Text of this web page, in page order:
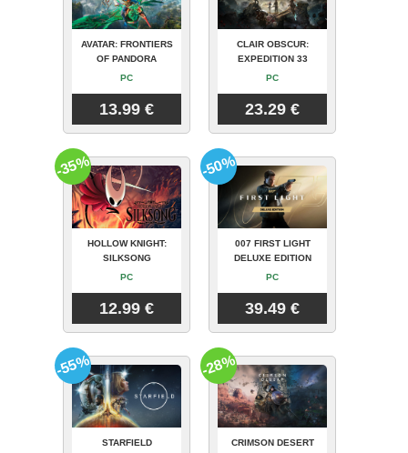
AVATAR: FRONTIERS
OF PANDORA
PC
13.99 €
CLAIR OBSCUR:
EXPEDITION 33
PC
23.29 €
HOLLOW KNIGHT:
SILKSONG
PC
12.99 €
-35%
007 FIRST LIGHT
DELUXE EDITION
PC
39.49 €
-50%
STARFIELD
-55%
CRIMSON DESERT
-28%